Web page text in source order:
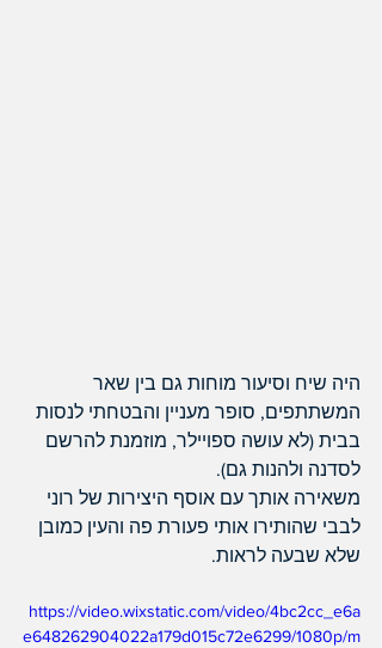
היה שיח וסיעור מוחות גם בין שאר
המשתתפים, סופר מעניין והבטחתי לנסות
בבית (לא עושה ספויילר, מוזמנת להרשם
לסדנה ולהנות גם).
משאירה אותך עם אוסף היצירות של רוני
לבבי שהותירו אותי פעורת פה והעין כמובן
שלא שבעה לראות.
https://video.wixstatic.com/video/4bc2cc_e6a
e648262904022a179d015c72e6299/1080p/m